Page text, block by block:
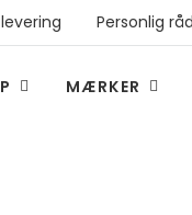
Personlig
MÆRKER